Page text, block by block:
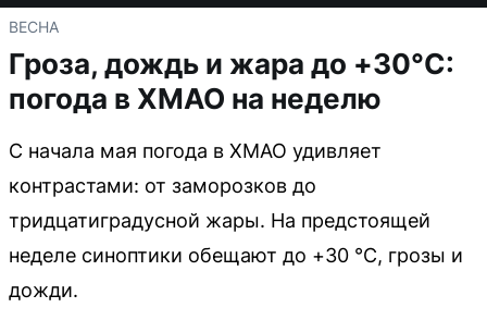
ВЕСНА
Гроза, дождь и жара до +30°C:
погода в ХМАО на неделю
С начала мая погода в ХМАО удивляет
контрастами: от заморозков до
тридцатиградусной жары. На предстоящей
неделе синоптики обещают до +30 °C, грозы и
дожди.